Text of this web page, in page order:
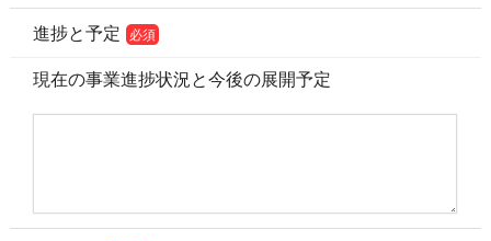
進捗と予定 必須
現在の事業進捗状況と今後の展開予定